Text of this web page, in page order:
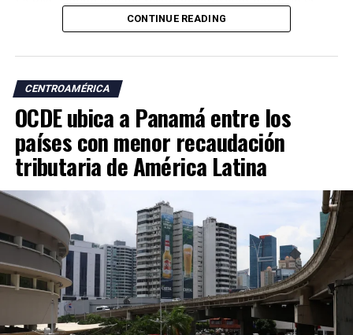
trabajando para erradicar las estructuras criminales y
mantener la reducción de los índices de violencia
tendencia registrada en los últimos años, durante los
frecuentes.
Las autoridades sostienen que la reducción de los
índices de violencia responde a las medidas de seguridad
y a las acciones desarrolladas para combatir la
criminalidad en el país.
ADVERTISEMENT
CONTINUE READING
CENTROAMÉRICA
OCDE ubica a Panamá entre los
países con menor recaudación
tributaria de América Latina